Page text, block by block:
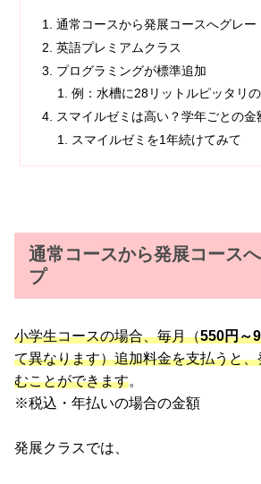
通常コースから発展コースへグレー
英語プレミアムクラス
プログラミングが標準追加
例：水槽に28リットルピッタリ
スマイルゼミは高い？学年ごとの金
スマイルゼミを1年続けてみて
通常コースから発展コース
プ
小学生コースの場合、毎月（550円～
て異なります）追加料金を支払うと
むことができます。
※税込・年払いの場合の金額
発展クラスでは、